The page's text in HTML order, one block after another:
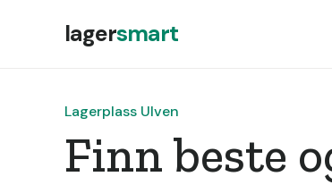
lagersmart
Lagerplass Ulven
Finn beste